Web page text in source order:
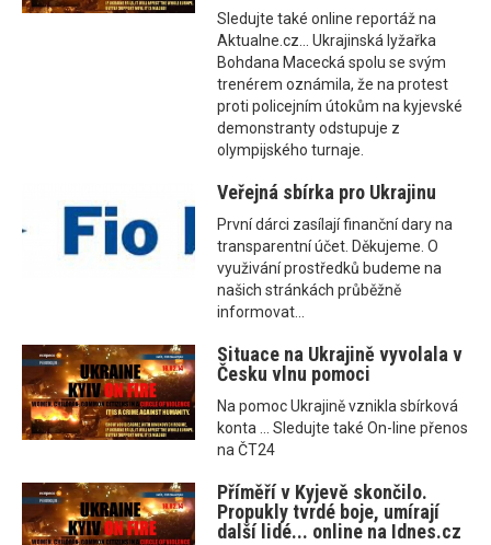
Sledujte také online reportáž na
Aktualne.cz... Ukrajinská lyžařka
Bohdana Macecká spolu se svým
trenérem oznámila, že na protest
proti policejním útokům na kyjevské
demonstranty odstupuje z
olympijského turnaje.
Veřejná sbírka pro Ukrajinu
První dárci zasílají finanční dary na
transparentní účet. Děkujeme. O
využivání prostředků budeme na
našich stránkách průběžně
informovat...
Situace na Ukrajině vyvolala v
Česku vlnu pomoci
Na pomoc Ukrajině vznikla sbírková
konta ... Sledujte také On-line přenos
na ČT24
Příměří v Kyjevě skončilo.
Propukly tvrdé boje, umírají
další lidé... online na Idnes.cz